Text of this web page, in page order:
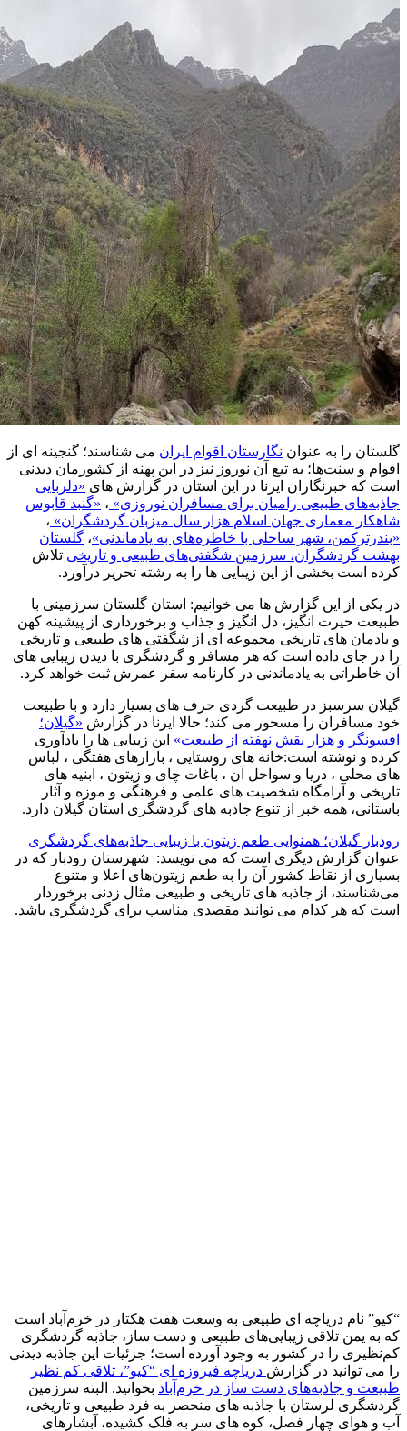
گلستان را به عنوان نگارستان اقوام ایران می شناسند؛ گنجینه ای از
اقوام و سنت‌ها؛ به تبع آن نوروز نیز در این پهنه از کشورمان دیدنی
است که خبرنگاران ایرنا در این استان در گزارش های «دلربایی
جاذبه‌های طبیعی رامیان برای مسافران نوروزی» ، «گنبد قابوس
شاهکار معماری جهان اسلام هزار سال میزبان گردشگران» ،
«بندرترکمن، شهر ساحلی با خاطره‌های به یادماندنی»، گلستان
بهشت گردشگران، سرزمین شگفتی‌های طبیعی و تاریخی تلاش
کرده است بخشی از این زیبایی ها را به رشته تحریر درآورد.
در یکی از این گزارش ها می خوانیم: استان گلستان سرزمینی با
طبیعت حیرت انگیز، دل انگیز و جذاب و برخورداری از پیشینه کهن
و یادمان های تاریخی مجموعه ای از شگفتی های طبیعی و تاریخی
را در جای داده است که هر مسافر و گردشگری با دیدن زیبایی های
آن خاطراتی به یادماندنی در کارنامه سفر عمرش ثبت خواهد کرد.
گیلان سرسبز در طبیعت گردی حرف های بسیار دارد و با طبیعت
خود مسافران را مسحور می کند؛ حالا ایرنا در گزارش «گیلان؛
افسونگر و هزار نقش نهفته از طبیعت» این زیبایی ها را یادآوری
کرده و نوشته است:خانه های روستایی ، بازارهای هفتگی ، لباس
های محلی ، دریا و سواحل آن ، باغات چای و زیتون ، ابنیه های
تاریخی و آرامگاه شخصیت های علمی و فرهنگی و موزه و آثار
باستانی، همه خبر از تنوع جاذبه های گردشگری استان گیلان دارد.
رودبار گیلان؛ همنوایی طعم زیتون با زیبایی جاذبه‌های گردشگری
عنوان گزارش دیگری است که می نویسد: شهرستان رودبار که در
بسیاری از نقاط کشور آن را به طعم زیتون‎‌های اعلا و متنوع
می‌شناسند، از جاذبه های تاریخی و طبیعی مثال زدنی برخوردار
است که هر کدام می توانند مقصدی مناسب برای گردشگری باشد.
“کیو” نام دریاچه ای طبیعی به وسعت هفت هکتار در خرم‌آباد است
که به یمن تلاقی زیبایی‌های طبیعی و دست ساز، جاذبه گردشگری
کم‌نظیری را در کشور به وجود آورده است؛ جزئیات این جاذبه دیدنی
را می توانید در گزارش دریاچه فیروزه ای “کیو”، تلاقی کم نظیر
طبیعت و جاذبه‌های دست ساز در خرم‌آباد بخوانید. البته سرزمین
گردشگری لرستان با جاذبه های منحصر به فرد طبیعی و تاریخی،
آب و هوای چهار فصل، کوه های سر به فلک کشیده، آبشارهای